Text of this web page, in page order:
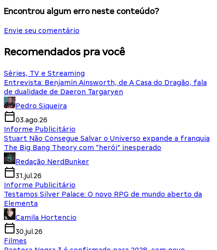
Encontrou algum erro neste conteúdo?
Envie seu comentário
Recomendados pra você
Séries, TV e Streaming
Entrevista: Benjamin Ainsworth, de A Casa do Dragão, fala
de dualidade de Daeron Targaryen
Pedro Siqueira
03.ago.26
Informe Publicitário
Stuart Não Consegue Salvar o Universo expande a franquia
The Big Bang Theory com “herói” inesperado
Redação NerdBunker
31.jul.26
Informe Publicitário
Testamos Silver Palace: O novo RPG de mundo aberto da
Elementa
Camila Hortencio
30.jul.26
Filmes